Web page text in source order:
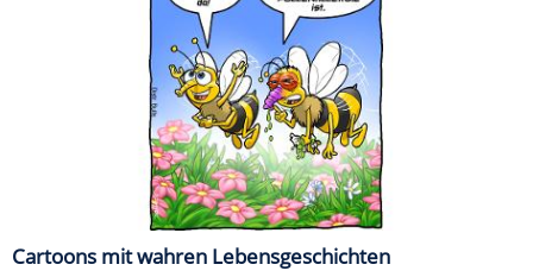
Cartoons mit wahren Lebensgeschichten